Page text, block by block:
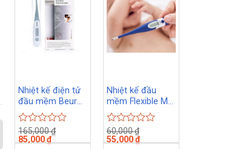
Nhiệt kế điện tử
đầu mềm Beurer
FT15/1
Rated
0
165,000₫
85,000₫
Nhiệt kế đầu
mềm Flexible MT-
509
Rated
0
60,000₫
55,000₫